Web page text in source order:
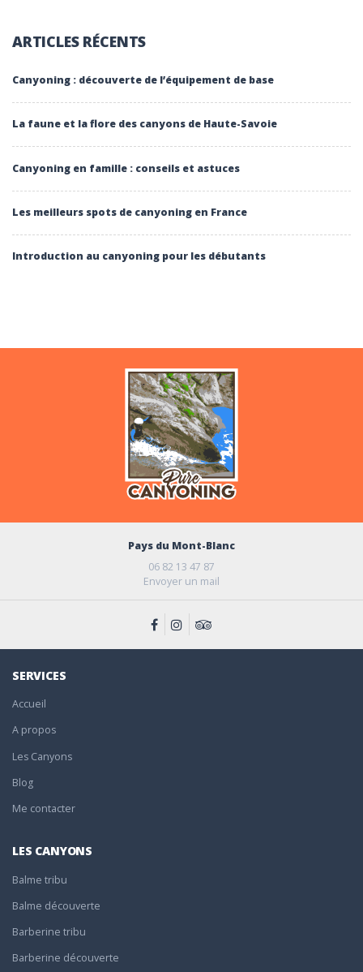
ARTICLES RÉCENTS
Canyoning : découverte de l’équipement de base
La faune et la flore des canyons de Haute-Savoie
Canyoning en famille : conseils et astuces
Les meilleurs spots de canyoning en France
Introduction au canyoning pour les débutants
Pays du Mont-Blanc
06 82 13 47 87
Envoyer un mail
SERVICES
Accueil
A propos
Les Canyons
Blog
Me contacter
LES CANYONS
Balme tribu
Balme découverte
Barberine tribu
Barberine découverte